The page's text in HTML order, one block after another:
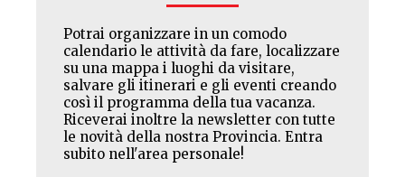
Potrai organizzare in un comodo
calendario le attività da fare, localizzare
su una mappa i luoghi da visitare,
salvare gli itinerari e gli eventi creando
così il programma della tua vacanza.
Riceverai inoltre la newsletter con tutte
le novità della nostra Provincia. Entra
subito nell'area personale!